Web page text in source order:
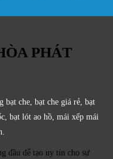
PHÁT
bạt che, bạt che giá rẻ, bạt
bạt lót ao hồ, mái xếp mái
đầu để tạo uy tín cho sự